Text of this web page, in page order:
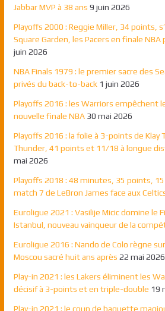
Jabbar MVP à 38 ans 9 juin 2026
Playoffs 2000 : Reggie Miller, 34 points,
Square Garden, les Pacers en finale
juin 2026
NBA Finals 1979 : le premier sacre des
privés du back-to-back 1 juin 2026
Playoffs 2016 : les Warriors empêchent
nouvelle finale NBA 30 mai 2026
Playoffs 2016 : la folie à 3-points de Klay
Thunder, 41 points et 11/18 à longue
mai 2026
Playoffs 2018 : 48 minutes, 35 points,
match 7 de LeBron James face aux
Euroligue 2021 : Vasilije Micic domine le
Istanbul, nouveau vainqueur de la
Euroligue 2016 : Nando de Colo règne
Moscou sacré huit ans après 22 mai 2026
Play-in 2021 : les Lakers éliminent les
décisif à 3-points et en triple-double 19
Play-in 2021 : le coup de baguette